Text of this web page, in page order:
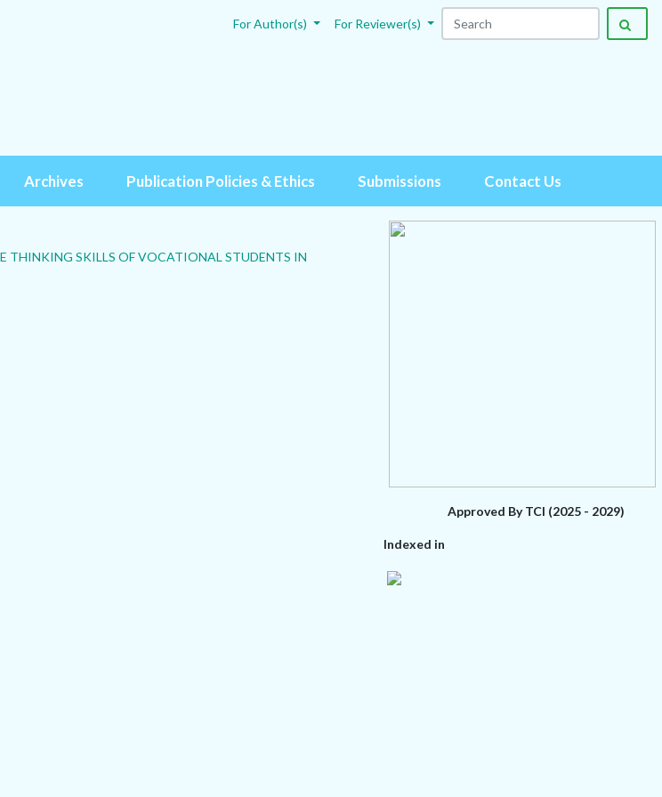
For Author(s) For Reviewer(s)
Archives Publication Policies & Ethics Submissions Contact Us
THINKING SKILLS OF VOCATIONAL STUDENTS IN
Approved By TCI (2025 - 2029)
Indexed in